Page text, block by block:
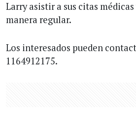
Larry asistir a sus citas
manera regular.
Los interesados pueden
1164912175.